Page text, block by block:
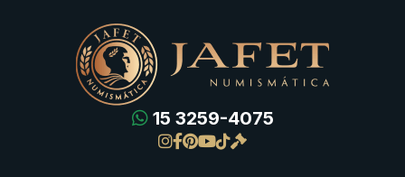
15 3259-4075
Gregas